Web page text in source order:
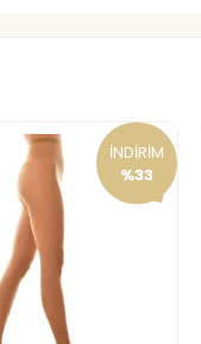
İNDİRİM
%33